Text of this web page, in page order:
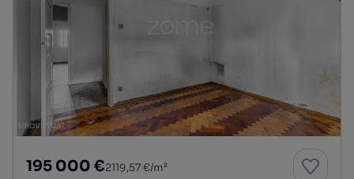
195 000 €2119,57 €/m²